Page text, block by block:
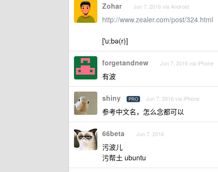
Zohar Jun 7, 2016 via Android
http://www.zealer.com/post/324.html
[ˈu:bə(r)]
forgetandnew Jun 7, 2016 via iPhone
有波
shiny PRO Jun 7, 2016 via iPhone
参考中文名，怎么念都可以
66beta Jun 7, 2016
污波儿
污帮土 ubuntu